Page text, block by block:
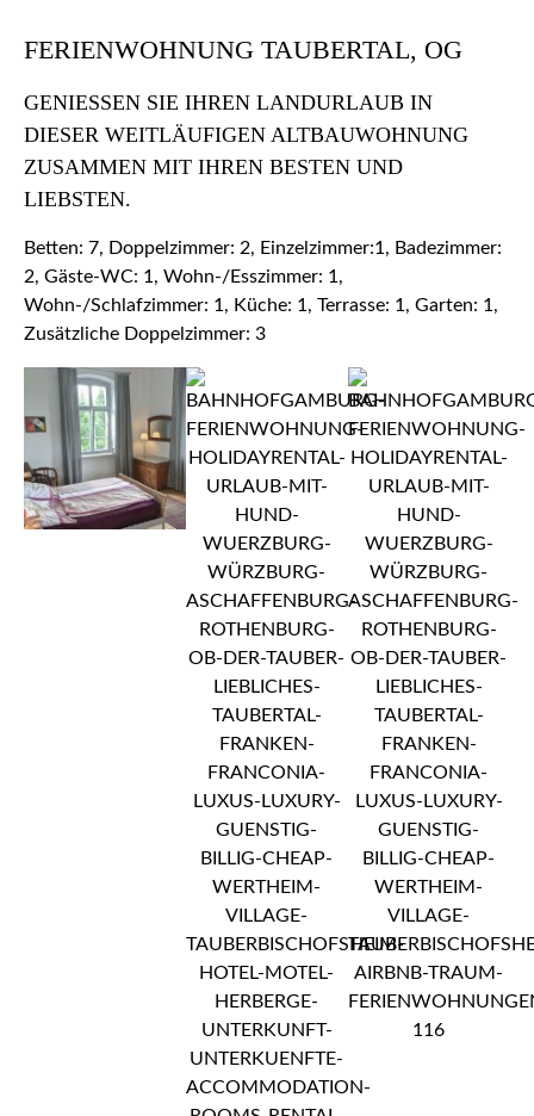
FERIENWOHNUNG TAUBERTAL, OG
GENIESSEN SIE IHREN LANDURLAUB IN D
IESER WEITLÄUFIGEN ALTBAUWOHNUNG Z
USAMMEN MIT IHREN BESTEN UND L
IEBSTEN.
Betten: 7, Doppelzimmer: 2, Einzelzimmer:1, Badezimmer:
2, Gäste-WC: 1, Wohn-/Esszimmer: 1,
Wohn-/Schlafzimmer: 1, Küche: 1, Terrasse: 1, Garten: 1,
Zusätzliche Doppelzimmer: 3